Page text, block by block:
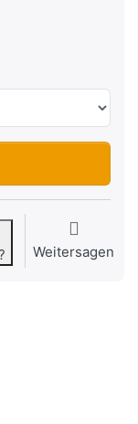
59.00, Menge 1.
Weitersagen